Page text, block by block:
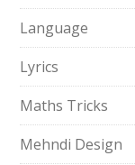
Language
Lyrics
Maths Tricks
Mehndi Design